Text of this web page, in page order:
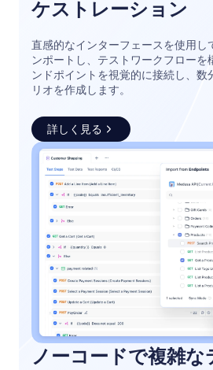
ケストレーション
直感的なインターフェースを使用し
ンポートし、テストワークフローを
ンドポイントを視覚的に接続し、数
リオを作成します。
詳しく見る
ノーコードで複雑な